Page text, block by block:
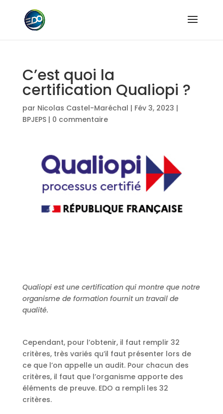
C’est quoi la
certification Qualiopi ?
par Nicolas Castel-Maréchal | Fév 3, 2023 |
BPJEPS| 0 commentaire
Qualiopi est une certification qui montre que notre
organisme de formation fournit un travail de
qualité.
Cependant, pour l’obtenir, il faut remplir 32
critères, très variés qu’il faut présenter lors de
ce que l’on appelle un audit. Pour chacun des
critères, il faut que l’organisme apporte des
éléments de preuve. EDO a rempli les 32
critères.